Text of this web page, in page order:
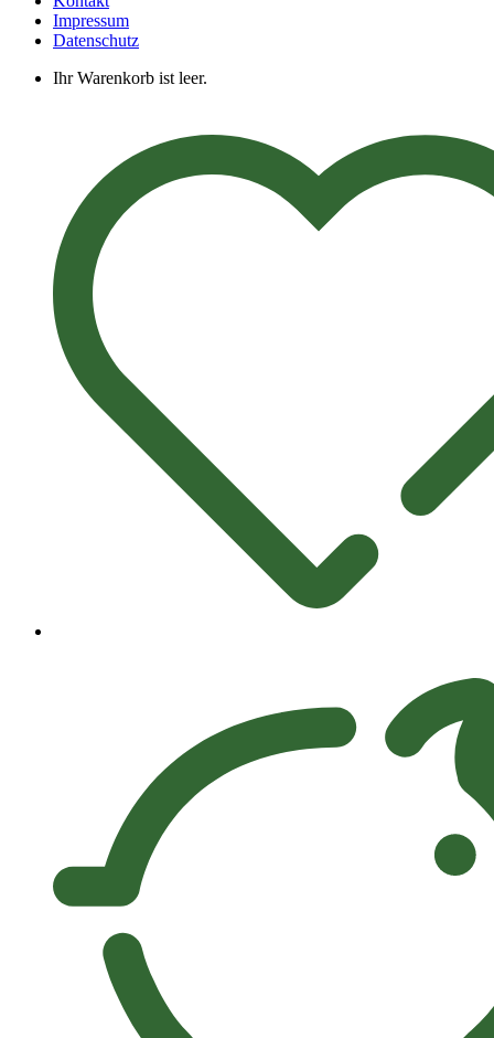
Impressum
Datenschutz
Ihr Warenkorb ist leer.